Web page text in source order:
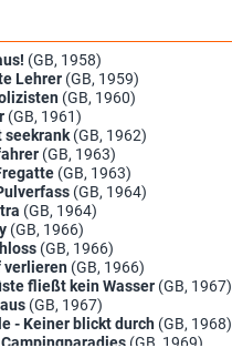
(GB, 1958)
Lehrer (GB, 1959)
(GB, 1960)
(GB, 1961)
seekrank (GB, 1962)
(GB, 1963)
(GB, 1963)
(GB, 1964)
(GB, 1964)
(GB, 1966)
(GB, 1966)
verlieren (GB, 1966)
fließt kein Wasser (GB, 1967)
(GB, 1967)
- Keiner blickt durch (GB, 1968)
(GB, 1969)